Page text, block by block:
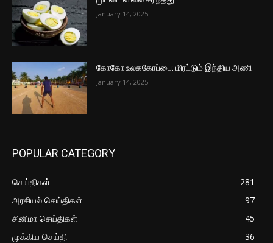
January 14, 2025
கோகோ உலககோப்பை: மிரட்டும் இந்திய அணி
January 14, 2025
POPULAR CATEGORY
செய்திகள்
281
அரசியல் செய்திகள்
97
சினிமா செய்திகள்
45
முக்கிய செய்தி
36